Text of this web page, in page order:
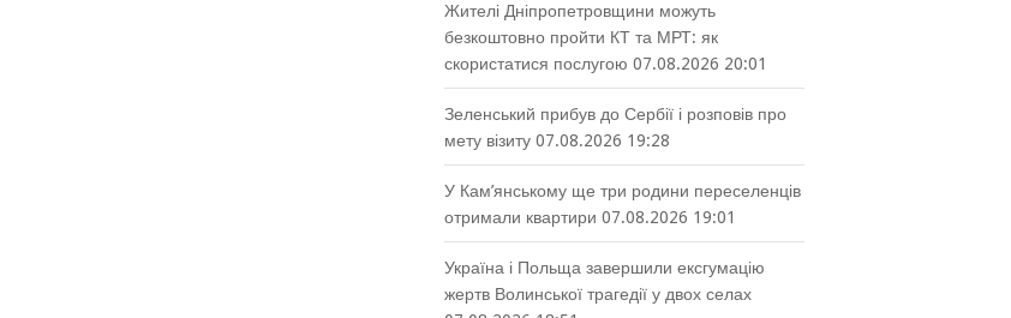
Жителі Дніпропетровщини можуть
безкоштовно пройти КТ та МРТ: як
скористатися послугою 07.08.2026 20:01
Зеленський прибув до Сербії і розповів про
мету візиту 07.08.2026 19:28
У Кам’янському ще три родини переселенців
отримали квартири 07.08.2026 19:01
Україна і Польща завершили ексгумацію
жертв Волинської трагедії у двох селах